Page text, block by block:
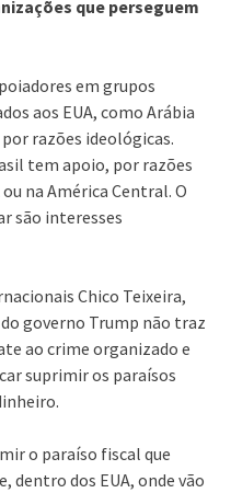
que perseguem
em grupos
aos EUA, como Arábia
razões ideológicas.
tem apoio, por razões
na América Central. O
são interesses
Chico Teixeira,
do governo Trump não traz
ao crime organizado e
suprimir os paraísos
o paraíso fiscal que
dentro dos EUA, onde vão